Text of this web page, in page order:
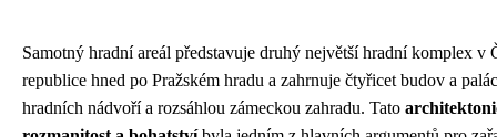
Samotný hradní areál představuje druhý největší hradní komplex v
republice hned po Pražském hradu a zahrnuje čtyřicet budov a
hradních nádvoří a rozsáhlou zámeckou zahradu. Tato